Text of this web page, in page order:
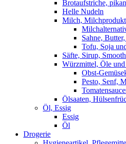
Brotaufstriche,
Helle Nudeln
Milch,
Sahne,
Tofu, Soja
Säfte, Sirup,
Würzmittel, Öle und
Obst-
Pesto, Senf,
Ölsaaten,
Öl, Essig
Essig
Öl
Drogerie